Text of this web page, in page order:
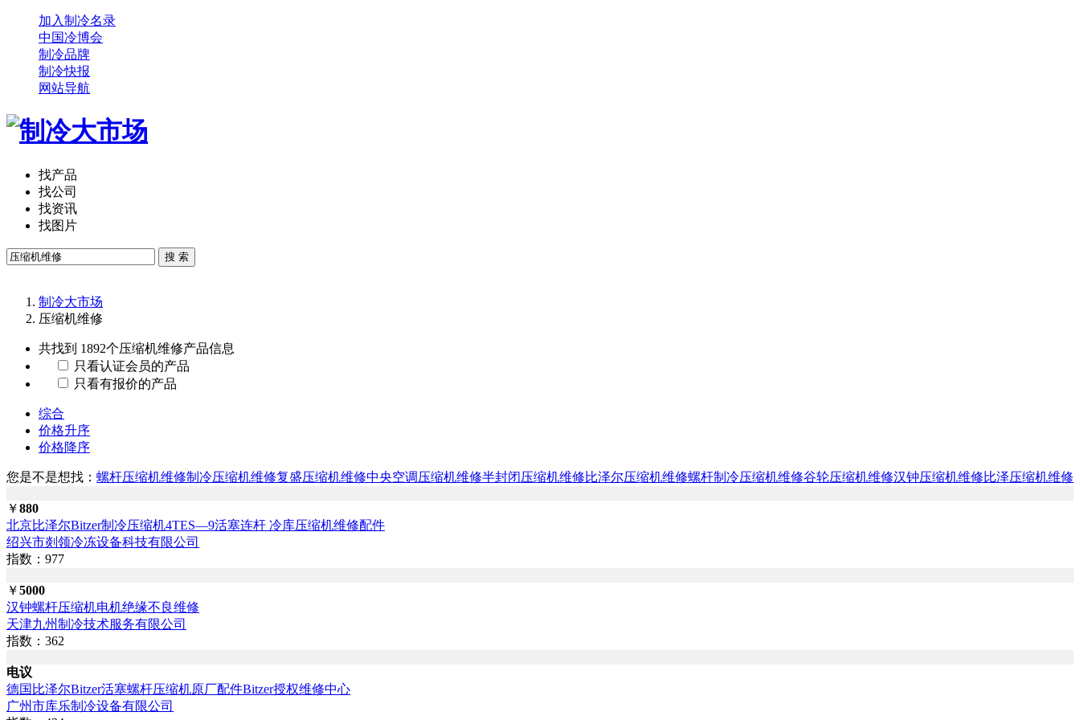
加入制冷名录
中国冷博会
制冷品牌
制冷快报
网站导航
找产品
找公司
找资讯
找图片
搜 索
制冷大市场
压缩机维修
共找到 1892个压缩机维修产品信息
只看认证会员的产品
只看有报价的产品
综合
价格升序
价格降序
您是不是想找： 螺杆压缩机维修制冷压缩机维修复盛压缩机维修中央空调压缩机维修半封闭压缩机维修比泽尔压缩机维修螺杆制冷压缩机维修谷轮压缩机维修汉钟压缩机维修比泽压缩机维修
￥880
北京比泽尔Bitzer制冷压缩机4TES—9活塞连杆 冷库压缩机维修配件
绍兴市剡领冷冻设备科技有限公司
指数：977
￥5000
汉钟螺杆压缩机电机绝缘不良维修
天津九州制冷技术服务有限公司
指数：362
电议
德国比泽尔Bitzer活塞螺杆压缩机原厂配件Bitzer授权维修中心
广州市库乐制冷设备有限公司